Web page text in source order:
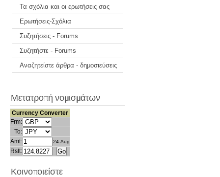
Τα σχόλια και οι ερωτήσεις σας
Ερωτήσεις-Σχόλια
Συζητήσεις - Forums
Συζητήστε - Forums
Αναζητείστε άρθρα - δημοσιεύσεις
Μετατροπή νομισμάτων
Currency Converter
Frm:
To:
Amt:
24-Aug
Rslt:
Κοινοποιείστε